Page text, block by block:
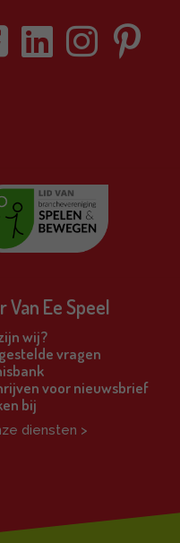
Van Ee Speel
wij?
vragen
voor nieuwsbrief
bij
diensten >